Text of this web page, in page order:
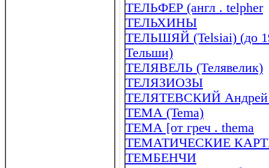
ТЕЛЬФЕР (англ . telpher
ТЕЛЬХИНЫ
ТЕЛЬШЯЙ (Telsiai) (до
Тельши)
ТЕЛЯВЕЛЬ (Телявелик)
ТЕЛЯЗИОЗЫ
ТЕЛЯТЕВСКИЙ Андрей
ТЕМА (Tema)
ТЕМА [от греч . thema
ТЕМАТИЧЕСКИЕ
ТЕМБЕНЧИ